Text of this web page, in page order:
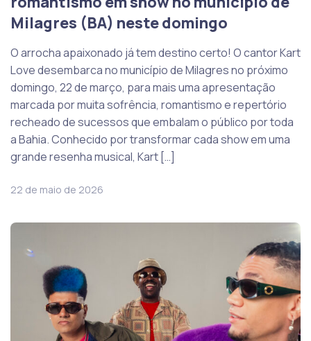
Milagres (BA) neste domingo
O arrocha apaixonado já tem destino certo! O cantor Kart
Love desembarca no município de Milagres no próximo
domingo, 22 de março, para mais uma apresentação
marcada por muita sofrência, romantismo e repertório
recheado de sucessos que embalam o público por toda
a Bahia. Conhecido por transformar cada show em uma
grande resenha musical, Kart […]
22 de maio de 2026